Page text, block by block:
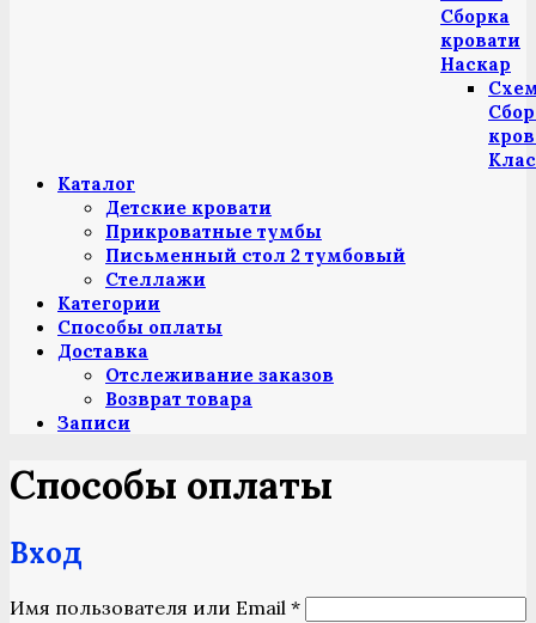
Сборка
кровати
Наскар
Каталог
Детские кровати
Прикроватные тумбы
Письменный стол 2 тумбовый
Стеллажи
Категории
Способы оплаты
Доставка
Отслеживание заказов
Возврат товара
Записи
Способы оплаты
Вход
Имя пользователя или Email *Обязательно